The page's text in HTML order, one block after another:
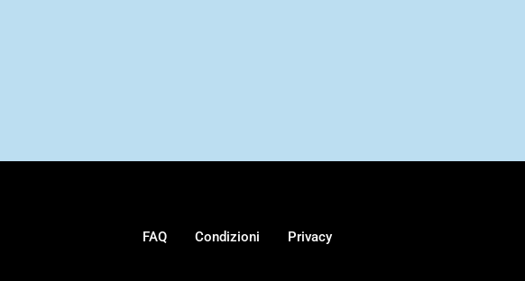
FAQ Condizioni Privacy